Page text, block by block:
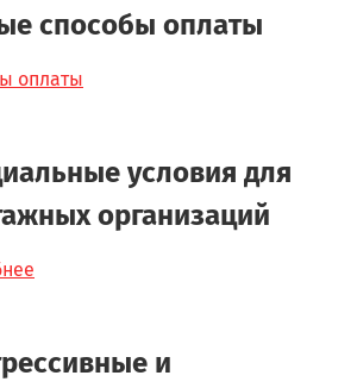
способы оплаты
оплаты
условия для
организаций
и